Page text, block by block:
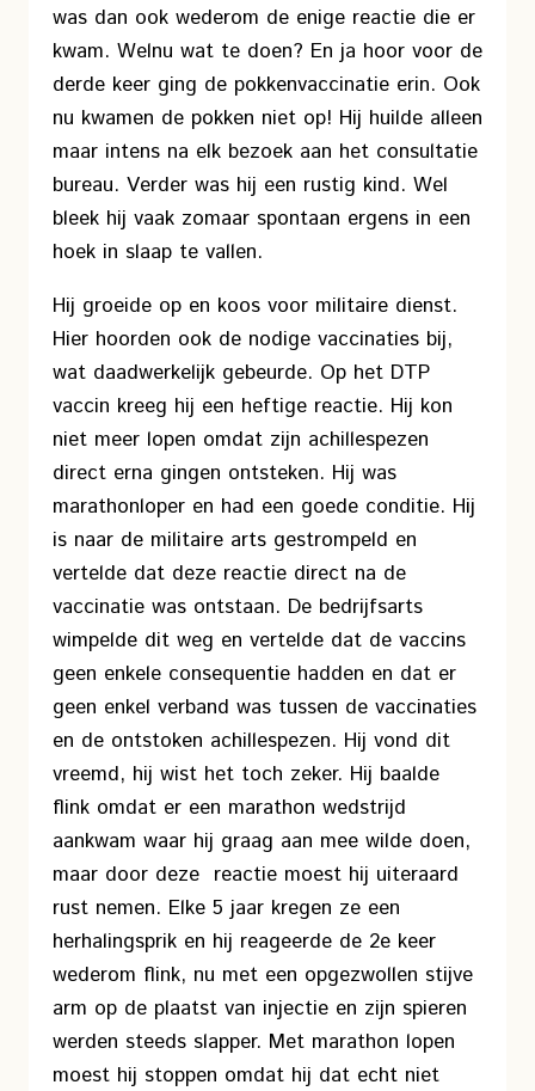
was dan ook wederom de enige reactie die er
kwam. Welnu wat te doen? En ja hoor voor de
derde keer ging de pokkenvaccinatie erin. Ook
nu kwamen de pokken niet op! Hij huilde alleen
maar intens na elk bezoek aan het consultatie
bureau. Verder was hij een rustig kind. Wel
bleek hij vaak zomaar spontaan ergens in een
hoek in slaap te vallen.
Hij groeide op en koos voor militaire dienst.
Hier hoorden ook de nodige vaccinaties bij,
wat daadwerkelijk gebeurde. Op het DTP
vaccin kreeg hij een heftige reactie. Hij kon
niet meer lopen omdat zijn achillespezen
direct erna gingen ontsteken. Hij was
marathonloper en had een goede conditie. Hij
is naar de militaire arts gestrompeld en
vertelde dat deze reactie direct na de
vaccinatie was ontstaan. De bedrijfsarts
wimpelde dit weg en vertelde dat de vaccins
geen enkele consequentie hadden en dat er
geen enkel verband was tussen de vaccinaties
en de ontstoken achillespezen. Hij vond dit
vreemd, hij wist het toch zeker. Hij baalde
flink omdat er een marathon wedstrijd
aankwam waar hij graag aan mee wilde doen,
maar door deze reactie moest hij uiteraard
rust nemen. Elke 5 jaar kregen ze een
herhalingsprik en hij reageerde de 2e keer
wederom flink, nu met een opgezwollen stijve
arm op de plaatst van injectie en zijn spieren
werden steeds slapper. Met marathon lopen
moest hij stoppen omdat hij dat echt niet